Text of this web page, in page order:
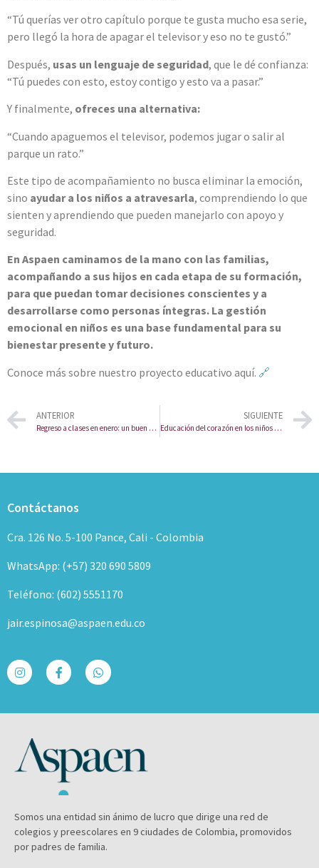
“Tú querías ver otro capítulo porque te gusta mucho esa serie,
pero llegó la hora de apagar el televisor y eso no te gustó.”
Después, usas un lenguaje de seguridad, que le dé confianza:
“Tú puedes con esto, estoy contigo y esto va a pasar.”
Y finalmente, ofreces una alternativa:
“Cuando apaguemos el televisor, podemos jugar o salir al
parque un rato.”
Este tipo de acompañamiento no busca eliminar la emoción,
sino ayudar a los niños a atravesarla, comprendiendo lo que
sienten y aprendiendo que pueden manejarlo con apoyo y
seguridad.
En Aspaen caminamos de la mano con las familias,
acompañando a sus hijos en cada etapa de su formación,
para que puedan tomar decisiones conscientes y a
desarrollarse como personas íntegras. La gestión
emocional en niños es una base fundamental para su
bienestar presente y futuro.
Conoce más sobre nuestro proyecto educativo aquí. 🔗
ANTERIOR
Regreso a clases en enero: un buen comienzo para el 2026
SIGUIENTE
Educación del corazón en los niños | Aspaen Juanambú
Contáctanos
Cra. 126 No. 5-100 Pance, Cali - Colombia
WhatsApp: (+57) 320 690 5809
Teléfono: (602) 5551170
jair.espinosa@aspaen.edu.co
Somos una entidad sin ánimo de lucro que dirige una red de
colegios y preescolares en 9 ciudades de Colombia, promovidos
por padres de familia.